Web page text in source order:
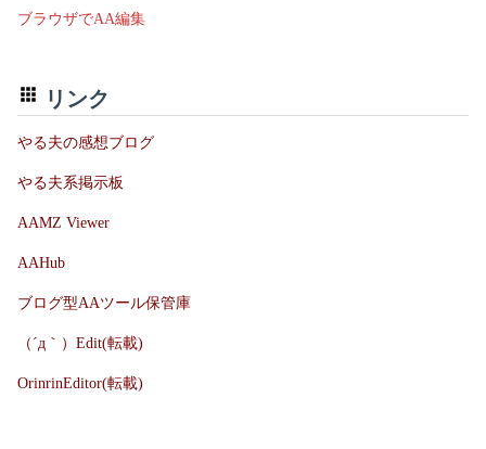
ブラウザでAA編集
リンク
やる夫の感想ブログ
やる夫系掲示板
AAMZ Viewer
AAHub
ブログ型AAツール保管庫
（´д｀）Edit(転載)
OrinrinEditor(転載)